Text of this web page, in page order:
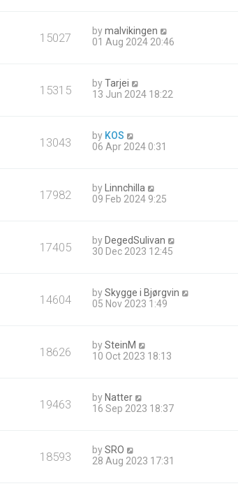
15027 bymalvikingen
01 Aug 2024 20:46
15315 byTarjei
13 Jun 2024 18:22
13043 by KOS
06 Apr 2024 0:31
17982 by
Linnchilla
09 Feb 2024 9:25
17405 by DegedSulivan
30 Dec 2023 12:45
14604 bySkygge i Bjørgvin
05 Nov 2023 1:49
18626 bySteinM
10 Oct 2023 18:13
19463 by Natter
16 Sep 2023 18:37
18593 bySRO
28 Aug 2023 17:31